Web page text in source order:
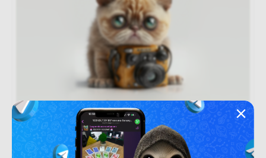
Новый Под заказ В рассрочку